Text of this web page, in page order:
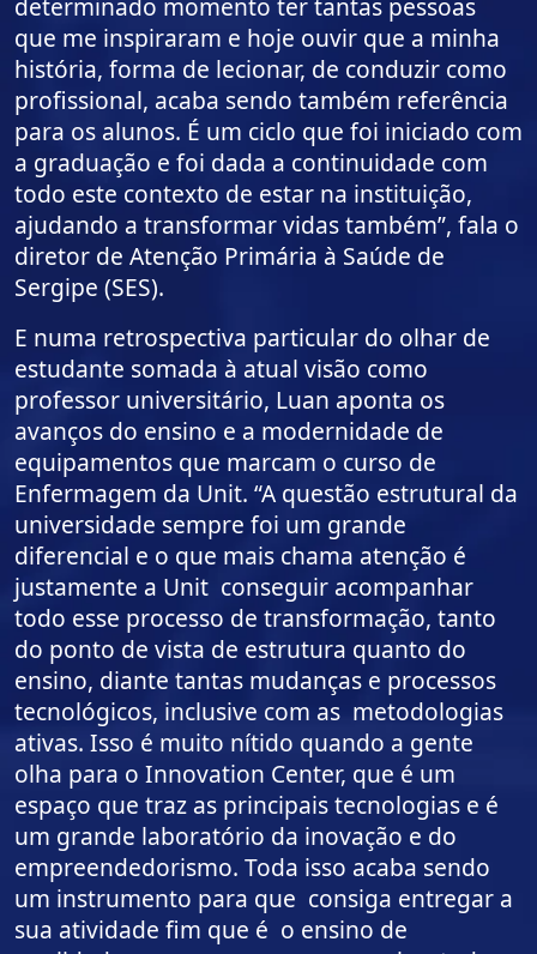
determinado momento ter tantas pessoas
que me inspiraram e hoje ouvir que a minha
história, forma de lecionar, de conduzir como
profissional, acaba sendo também referência
para os alunos. É um ciclo que foi iniciado com
a graduação e foi dada a continuidade com
todo este contexto de estar na instituição,
ajudando a transformar vidas também”, fala o
diretor de Atenção Primária à Saúde de
Sergipe (SES).
E numa retrospectiva particular do olhar de
estudante somada à atual visão como
professor universitário, Luan aponta os
avanços do ensino e a modernidade de
equipamentos que marcam o curso de
Enfermagem da Unit. “A questão estrutural da
universidade sempre foi um grande
diferencial e o que mais chama atenção é
justamente a Unit conseguir acompanhar
todo esse processo de transformação, tanto
do ponto de vista de estrutura quanto do
ensino, diante tantas mudanças e processos
tecnológicos, inclusive com as metodologias
ativas. Isso é muito nítido quando a gente
olha para o Innovation Center, que é um
espaço que traz as principais tecnologias e é
um grande laboratório da inovação e do
empreendedorismo. Toda isso acaba sendo
um instrumento para que consiga entregar a
sua atividade fim que é o ensino de